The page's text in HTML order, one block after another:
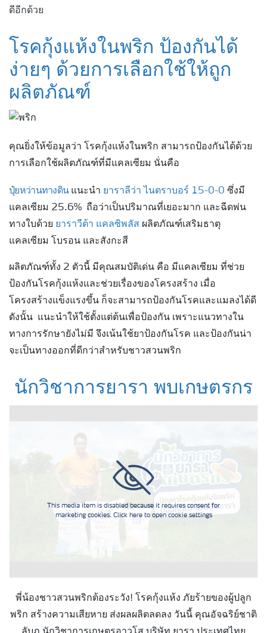
ดีอีกด้วย
โรคกุ้งแห้งในพริก ป้องกันได้
ง่ายๆ ด้วยการเลือกใช้ให้ถูก
ผลิตภัณฑ์
คุณยิ่งให้ข้อมูลว่า โรคกุ้งแห้งในพริก สามารถป้องกันได้ด้วย
การเลือกใช้ผลิตภัณฑ์ที่มีแคลเซียม นั่นคือ
ปุ๋ยหว่านทางดินแนะนำ ยาราลีว่า ไนตราบอร์ 15-0-0 ซึ่งมี
แคลเซียม 25.6% ถือว่าเป็นปริมาณที่เยอะมาก และฉีดพ่น
ทางใบด้วย ยาราวีต้า แคลซิพลัส ผลิตภัณฑ์เสริมธาตุ
แคลเซียม โบรอน และสังกะสี
ผลิตภัณฑ์ทั้ง 2 ตัวนี้ มีคุณสมบัติเด่น คือ มีแคลเซียม ที่ช่วย
ป้องกันโรคกุ้งแห้งและช่วยเรื่องของโครงสร้าง เมื่อ
โครงสร้างแข็งแรงขึ้น ก็จะสามารถป้องกันโรคและแมลงได้ดี
ดังนั้น แนะนำให้ใช้ตั้งแต่ต้นเพื่อป้องกัน เพราะแนวทางใน
ทางการรักษายังไม่มี จึงเน้นใช้ยาป้องกันโรค และป้องกันน่า
จะเป็นทางออกที่ดีกว่าสำหรับชาวสวนพริก
นักวิชาการยารา พบเกษตรกร
This media item is disabled because it requires consent for
marketing cookies. Click here to open cookie settings
พี่น้องชาวสวนพริกต้องระวัง! โรคกุ้งแห้ง ภัยร้ายของผู้ปลูก
พริก สร้างความเสียหาย ส่งผลผลิตลดลง วันนี้ คุณอัจฉริย์ชาติ